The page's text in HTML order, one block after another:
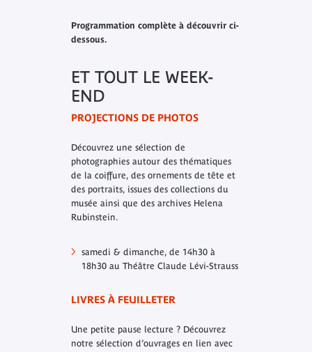
Programmation complète à découvrir ci-
dessous.
ET TOUT LE WEEK-
END
PROJECTIONS DE PHOTOS
Découvrez une sélection de
photographies autour des thématiques
de la coiffure, des ornements de tête et
des portraits, issues des collections du
musée ainsi que des archives Helena
Rubinstein.
samedi & dimanche, de 14h30 à
18h30 au Théâtre Claude Lévi-Strauss
LIVRES À FEUILLETER
Une petite pause lecture ? Découvrez
notre sélection d’ouvrages en lien avec